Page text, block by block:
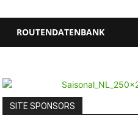
ROUTENDATENBANK
SITE SPONSORS